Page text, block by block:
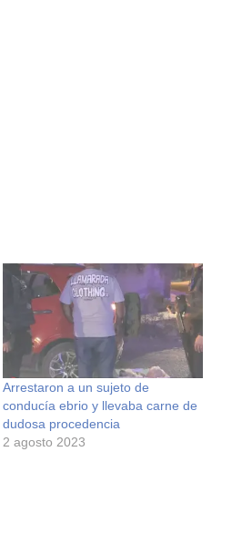
Arrestaron a un sujeto de
conducía ebrio y llevaba carne de
dudosa procedencia
2 agosto 2023